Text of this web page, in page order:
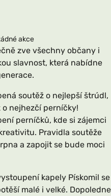
akce
zve všechny občany i
slavnost, která nabídne
soutěž o nejlepší štrúdl,
nejhezčí perníčky!
perníčků, kde si zájemci
Pravidla soutěže
a zapojit se bude moci
kapely Pískomil se
malé i velké. Dopoledne